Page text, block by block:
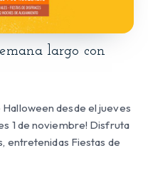
largo con
Halloween desde el jueves
1 de noviembre! Disfruta
entretenidas Fiestas de